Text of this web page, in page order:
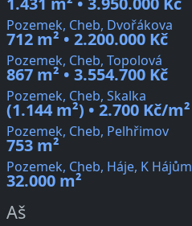
Pozemek, Cheb, Dvořákova
712 m² • 2.200.000 Kč
Pozemek, Cheb, Topolová
867 m² • 3.554.700 Kč
Pozemek, Cheb, Skalka
(1.144 m²) • 2.700 Kč/m²
Pozemek, Cheb, Pelhřimov
753 m²
Pozemek, Cheb, Háje, K Hájům
32.000 m²
Aš